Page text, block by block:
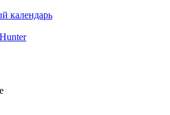
календарь